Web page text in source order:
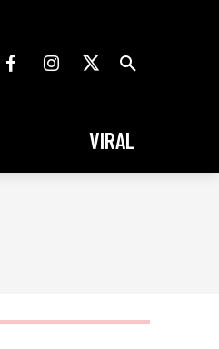
VIRAL